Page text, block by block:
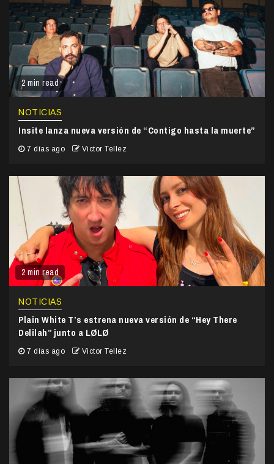
2 min read
NOTICIAS
Insite lanza nueva versión de “Contigo hasta la muerte”
7 días ago Victor Tellez
2 min read
NOTICIAS
Plain White T’s estrena nueva versión de “Hey There
Delilah” junto a LØLØ
7 días ago Victor Tellez